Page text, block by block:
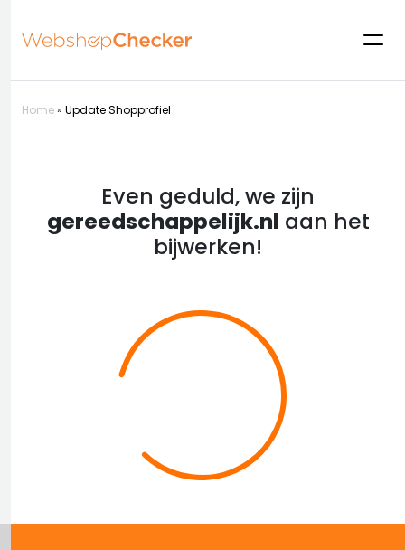
Home» Update Shopprofiel
Even geduld, we zijn
gereedschappelijk.nl aan het
bijwerken!